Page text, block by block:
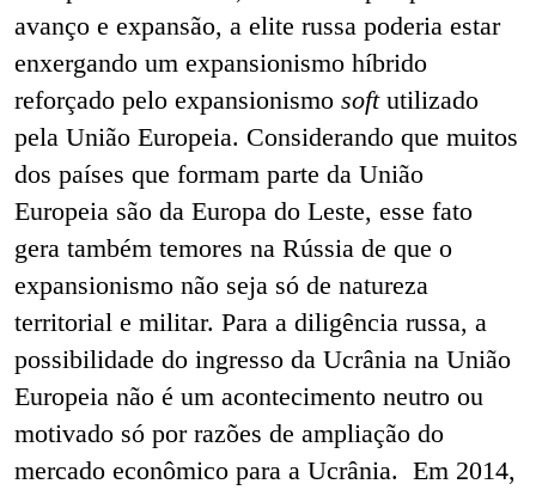
avanço e expansão, a elite russa poderia estar
enxergando um expansionismo híbrido
reforçado pelo expansionismo softutilizado
pela União Europeia. Considerando que muitos
dos países que formam parte da União
Europeia são da Europa do Leste, esse fato
gera também temores na Rússia de que o
expansionismo não seja só de natureza
territorial e militar. Para a diligência russa, a
possibilidade do ingresso da Ucrânia na União
Europeia não é um acontecimento neutro ou
motivado só por razões de ampliação do
mercado econômico para a Ucrânia. Em 2014,